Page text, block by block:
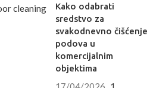
Kako odabrati
sredstvo za
svakodnevno čišćenje
podova u
komercijalnim
objektima